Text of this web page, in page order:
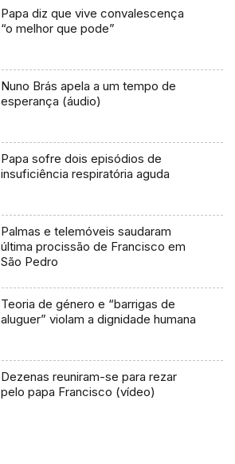
Papa diz que vive convalescença
“o melhor que pode”
Nuno Brás apela a um tempo de
esperança (áudio)
Papa sofre dois episódios de
insuficiência respiratória aguda
Palmas e telemóveis saudaram
última procissão de Francisco em
São Pedro
Teoria de género e “barrigas de
aluguer” violam a dignidade humana
Dezenas reuniram-se para rezar
pelo papa Francisco (vídeo)